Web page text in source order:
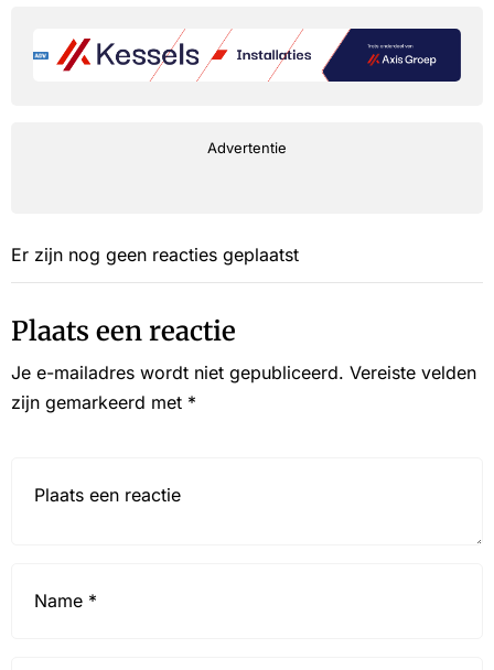
Advertentie
Er zijn nog geen reacties geplaatst
Plaats een reactie
Je e-mailadres wordt niet gepubliceerd. Vereiste velden
zijn gemarkeerd met *